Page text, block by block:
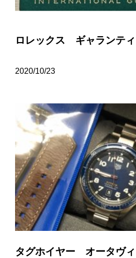
ロレックス ギャランテ
2020/10/23
タグホイヤー オータヴ